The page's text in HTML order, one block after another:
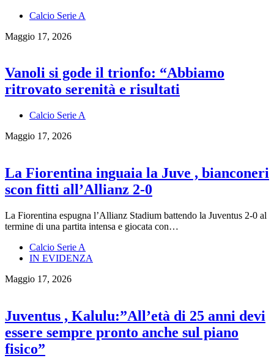
Calcio Serie A
Maggio 17, 2026
Vanoli si gode il trionfo: “Abbiamo
ritrovato serenità e risultati
Calcio Serie A
Maggio 17, 2026
La Fiorentina inguaia la Juve , bianconeri
scon fitti all’Allianz 2-0
La Fiorentina espugna l’Allianz Stadium battendo la Juventus 2-0 al
termine di una partita intensa e giocata con…
Calcio Serie A
IN EVIDENZA
Maggio 17, 2026
Juventus , Kalulu:”All’età di 25 anni devi
essere sempre pronto anche sul piano
fisico”